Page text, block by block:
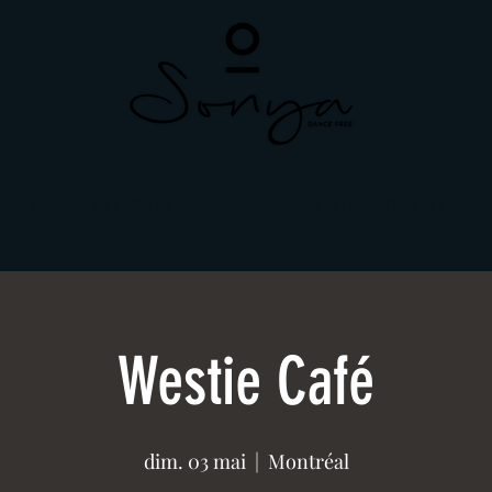
Westie Café
dim. 03 mai
  |
Montréal